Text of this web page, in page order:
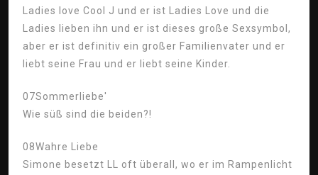
Ladies love Cool J und er ist Ladies Love und die
Ladies lieben ihn und er ist dieses große Sexsymbol,
aber er ist definitiv ein großer Familienvater und er
liebt seine Frau und er liebt seine Kinder.
07Sommerliebe'
Wie süß sind die beiden?!
08Wahre Liebe
Simone besetzt LL oft überall, wo er im Rampenlicht